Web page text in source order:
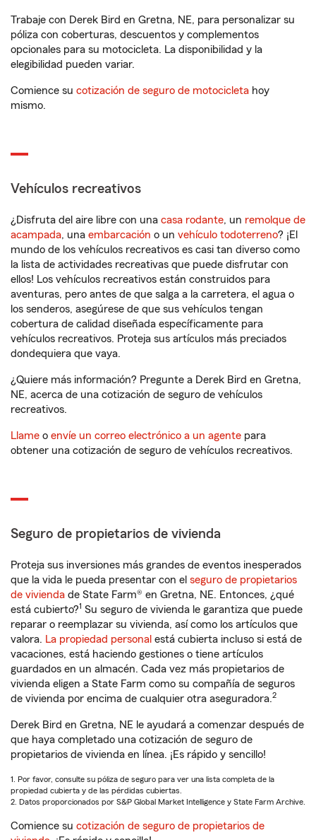
Trabaje con Derek Bird en Gretna, NE, para personalizar su
póliza con coberturas, descuentos y complementos
opcionales para su motocicleta. La disponibilidad y la
elegibilidad pueden variar.
Comience su cotización de seguro de motocicleta hoy
mismo.
Vehículos recreativos
¿Disfruta del aire libre con una casa rodante, un remolque de
acampada, una embarcación o un vehículo todoterreno? ¡El
mundo de los vehículos recreativos es casi tan diverso como
la lista de actividades recreativas que puede disfrutar con
ellos! Los vehículos recreativos están construidos para
aventuras, pero antes de que salga a la carretera, el agua o
los senderos, asegúrese de que sus vehículos tengan
cobertura de calidad diseñada específicamente para
vehículos recreativos. Proteja sus artículos más preciados
dondequiera que vaya.
¿Quiere más información? Pregunte a Derek Bird en Gretna,
NE, acerca de una cotización de seguro de vehículos
recreativos.
Llame o envíe un correo electrónico a un agente para
obtener una cotización de seguro de vehículos recreativos.
Seguro de propietarios de vivienda
Proteja sus inversiones más grandes de eventos inesperados
que la vida le pueda presentar con el seguro de propietarios
de vivienda de State Farm® en Gretna, NE. Entonces, ¿qué
está cubierto?1 Su seguro de vivienda le garantiza que puede
reparar o reemplazar su vivienda, así como los artículos que
valora. La propiedad personal está cubierta incluso si está de
vacaciones, está haciendo gestiones o tiene artículos
guardados en un almacén. Cada vez más propietarios de
vivienda eligen a State Farm como su compañía de seguros
de vivienda por encima de cualquier otra aseguradora.2
Derek Bird en Gretna, NE le ayudará a comenzar después de
que haya completado una cotización de seguro de
propietarios de vivienda en línea. ¡Es rápido y sencillo!
1. Por favor, consulte su póliza de seguro para ver una lista completa de la
propiedad cubierta y de las pérdidas cubiertas.
2. Datos proporcionados por S&P Global Market Intelligence y State Farm Archive.
Comience su cotización de seguro de propietarios de